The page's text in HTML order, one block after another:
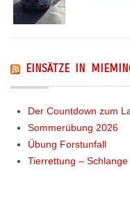
EINSÄTZE IN
Der Countdown zum
Sommerübung 2026
Übung Forstunfall
Tierrettung –